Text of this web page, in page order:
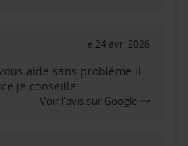
le 24 avr. 2026
aide sans problème il
je conseille
Voir l'avis sur Google